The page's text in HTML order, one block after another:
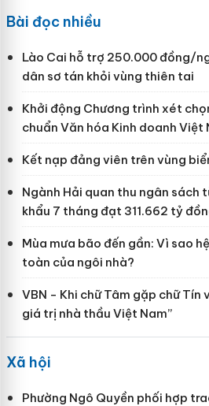
Bài đọc nhiều
Lào Cai hỗ trợ 250.000 đồng/
dân sơ tán khỏi vùng thiên tai
Khởi động Chương trình xét
chuẩn Văn hóa Kinh doanh Việt
Kết nạp đảng viên trên vùng
Ngành Hải quan thu ngân sách
khẩu 7 tháng đạt 311.662 tỷ
Mùa mưa bão đến gần: Vì sao
toàn của ngôi nhà?
VBN - Khi chữ Tâm gặp chữ Tín
giá trị nhà thầu Việt Nam”
Xã hội
Phường Ngô Quyền phối hợp